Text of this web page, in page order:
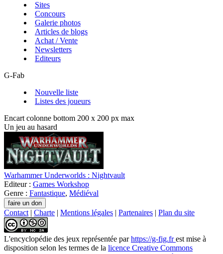
Sites
Concours
Galerie photos
Articles de blogs
Achat / Vente
Newsletters
Editeurs
G-Fab
Nouvelle liste
Listes des joueurs
Encart colonne bottom 200 x 200 px max
Un jeu au hasard
Warhammer Underworlds : Nightvault
Editeur : Games Workshop
Genre : Fantastique, Médiéval
Contact | Charte | Mentions légales | Partenaires | Plan du site
L'encyclopédie des jeux représentée parhttps://g-fig.frest mise à
disposition selon les termes de la licence Creative Commons